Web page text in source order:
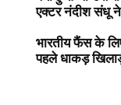
एक्टर नंदीश संधू
भारतीय फैंस के
पहले धाकड़